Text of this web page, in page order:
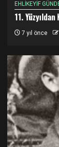
EHLİKEYİF
11.
7 yıl önce